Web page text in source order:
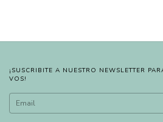
¡SUSCRIBITE A NUESTRO NEWSLETTER
VOS!